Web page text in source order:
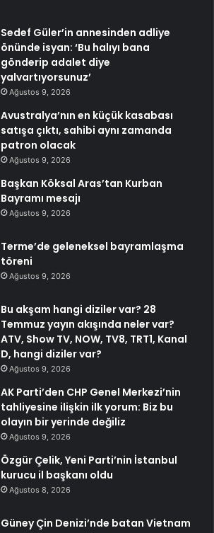
Sedef Güler’in annesinden adliye
önünde isyan: ‘Bu halıyı bana
gönderip adalet diye
yalvartıyorsunuz’
Ağustos 9, 2026
Avustralya’nın en küçük kasabası
satışa çıktı, sahibi aynı zamanda
patron olacak
Ağustos 9, 2026
Başkan Köksal Aras’tan Kurban
Bayramı mesajı
Ağustos 9, 2026
Terme’de geleneksel bayramlaşma
töreni
Ağustos 9, 2026
Bu akşam hangi diziler var? 28
Temmuz yayın akışında neler var?
ATV, Show TV, NOW, TV8, TRT1, Kanal
D, hangi diziler var?
Ağustos 9, 2026
AK Parti’den CHP Genel Merkezi’nin
tahliyesine ilişkin ilk yorum: Biz bu
olayın bir yerinde değiliz
Ağustos 9, 2026
Özgür Çelik, Yeni Parti’nin İstanbul
kurucu il başkanı oldu
Ağustos 8, 2026
Güney Çin Denizi’nde batan Vietnam